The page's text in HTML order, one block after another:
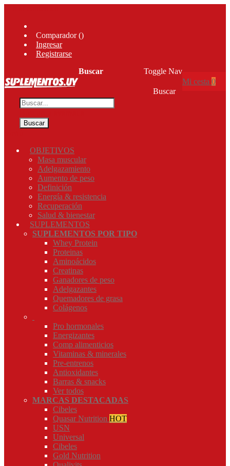
Comparador ()
Ingresar
Registrarse
Mi cesta 0
Toggle Nav
Buscar
Buscar
Buscar
OBJETIVOS
Masa muscular
Adelgazamiento
Aumento de peso
Definición
Energía & resistencia
Recuperación
Salud & bienestar
SUPLEMENTOS
SUPLEMENTOS POR TIPO
Whey Protein
Proteinas
Aminoácidos
Creatinas
Ganadores de peso
Adelgazantes
Quemadores de grasa
Colágenos
Pro hormonales
Energizantes
Comp alimenticios
Vitaminas & minerales
Pre-entrenos
Antioxidantes
Barras & snacks
Ver todos
MARCAS DESTACADAS
Cibeles
Quasar Nutrition HOT
USN
Universal
Cibeles
Gold Nutrition